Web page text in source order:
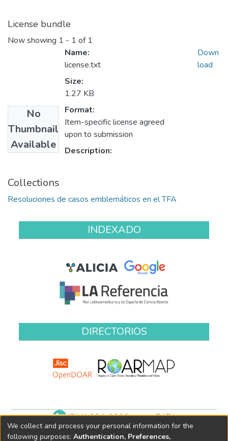
License bundle
Now showing 1 - 1 of 1
No
Thumbnail
Available
Name:
license.txt
Size:
1.27 KB
Format:
Item-specific license agreed
upon to submission
Description:
Down
load
Collections
Resoluciones de casos emblemáticos en el TFA
INDEXADO
DIRECTORIOS
(511) 204-9900 anexo 7171
biblioteca@oefa.gob.pe
We collect and process your personal information for the
following purposes: Authentication, Preferences,